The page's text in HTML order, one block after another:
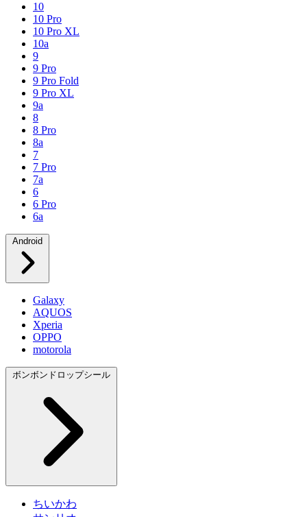
10
10 Pro
10 Pro XL
10a
9
9 Pro
9 Pro Fold
9 Pro XL
9a
8
8 Pro
8a
7
7 Pro
7a
6
6 Pro
6a
Android
Galaxy
AQUOS
Xperia
OPPO
motorola
ボンボンドロップシール
ちいかわ